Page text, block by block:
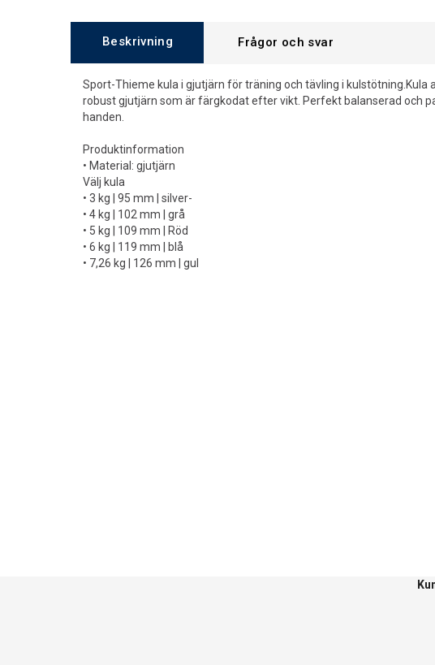
Beskrivning Frågor och svar
Sport-Thieme kula i gjutjärn för träning och tävling i kulstötning.Kula
robust gjutjärn som är färgkodat efter vikt. Perfekt balanserad och
handen.
Produktinformation
• Material: gjutjärn
Välj kula
• 3 kg | 95 mm | silver-
• 4 kg | 102 mm | grå
• 5 kg | 109 mm | Röd
• 6 kg | 119 mm | blå
• 7,26 kg | 126 mm | gul